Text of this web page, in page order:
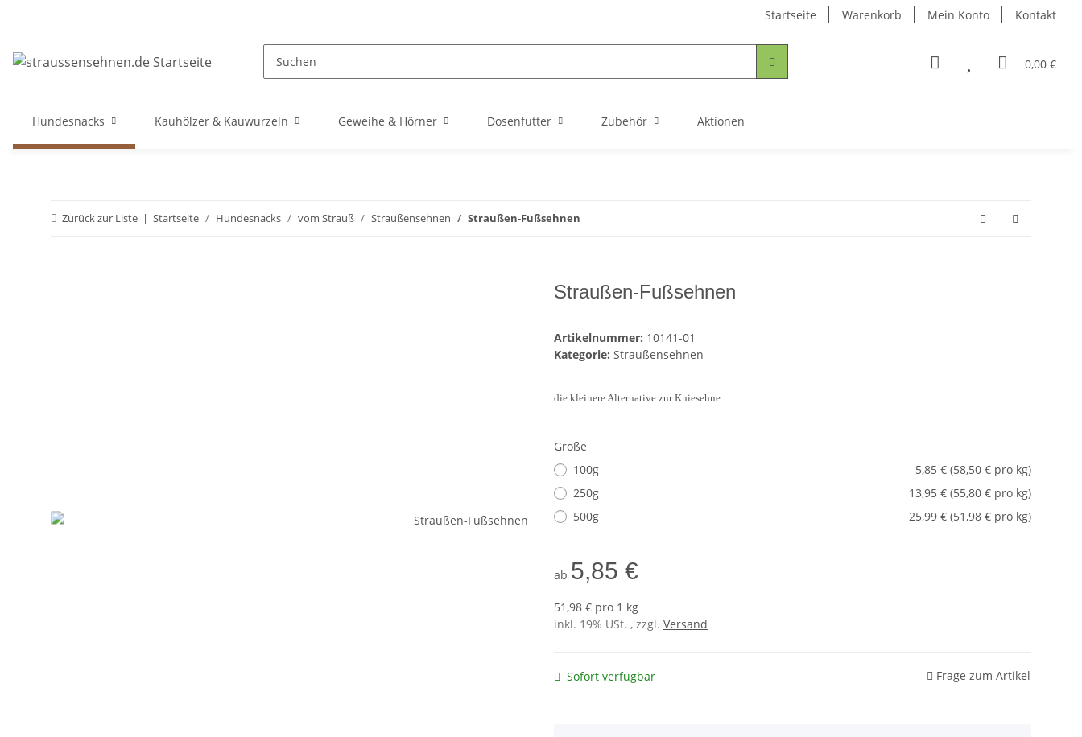
Startseite Warenkorb Mein Konto Kontakt
0,00 €
Hundesnacks Kauhölzer & Kauwurzeln Geweihe & Hörner Dosenfutter Zubehör Aktionen
Zurück zur Liste Startseite Hundesnacks vom Strauß Straußensehnen Straußen-Fußsehnen
Straußen-Fußsehnen
Artikelnummer: 10141-01
Kategorie: Straußensehnen
die kleinere Alternative zur Kniesehne...
Größe
100g
5,85 € (58,50 € pro kg)
250g
13,95 € (55,80 € pro kg)
500g
25,99 € (51,98 € pro kg)
ab 5,85 €
51,98 € pro 1 kg
inkl. 19% USt. , zzgl. Versand
Sofort verfügbar Frage zum Artikel